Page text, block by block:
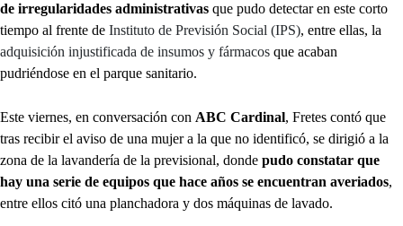
de irregularidades administrativas que pudo detectar en este corto
tiempo al frente de Instituto de Previsión Social (IPS), entre ellas, la
adquisición injustificada de insumos y fármacos que acaban
pudriéndose en el parque sanitario.
Este viernes, en conversación con ABC Cardinal, Fretes contó que
tras recibir el aviso de una mujer a la que no identificó, se dirigió a la
zona de la lavandería de la previsional, donde pudo constatar que
hay una serie de equipos que hace años se encuentran averiados,
entre ellos citó una planchadora y dos máquinas de lavado.